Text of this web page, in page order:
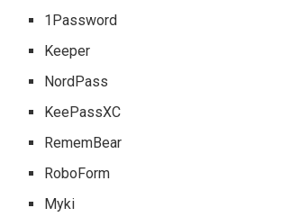
1Password
Keeper
NordPass
KeePassXC
RememBear
RoboForm
Myki